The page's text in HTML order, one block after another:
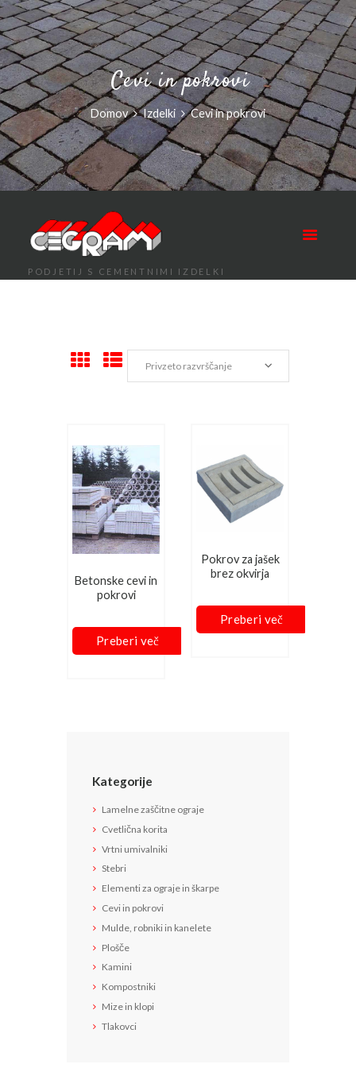
Cevi in pokrovi
Domov Izdelki Cevi in pokrovi
PODJETIJ S CEMENTNIMI IZDELKI
Betonske cevi in
pokrovi
Preberi več
Pokrov za jašek
brez okvirja
Preberi več
Kategorije
Lamelne zaščitne ograje
Cvetlična korita
Vrtni umivalniki
Stebri
Elementi za ograje in škarpe
Cevi in pokrovi
Mulde, robniki in kanelete
Plošče
Kamini
Kompostniki
Mize in klopi
Tlakovci